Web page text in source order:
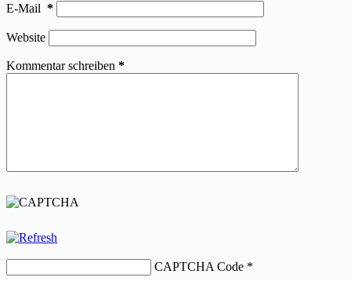
E-Mail *
Website
Kommentar schreiben *
CAPTCHA Code *